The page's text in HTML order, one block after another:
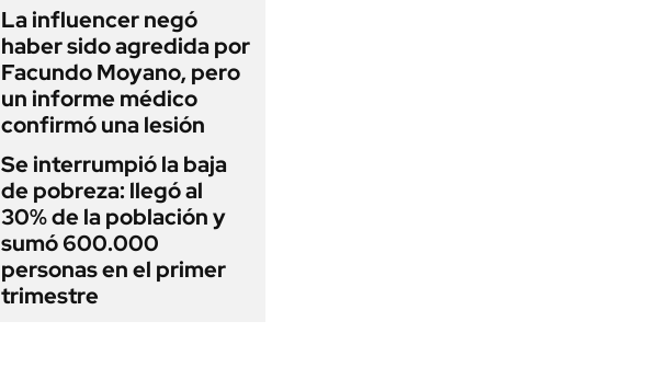
La influencer negó
haber sido agredida por
Facundo Moyano, pero
un informe médico
confirmó una lesión
Se interrumpió la baja
de pobreza: llegó al
30% de la población y
sumó 600.000
personas en el primer
trimestre